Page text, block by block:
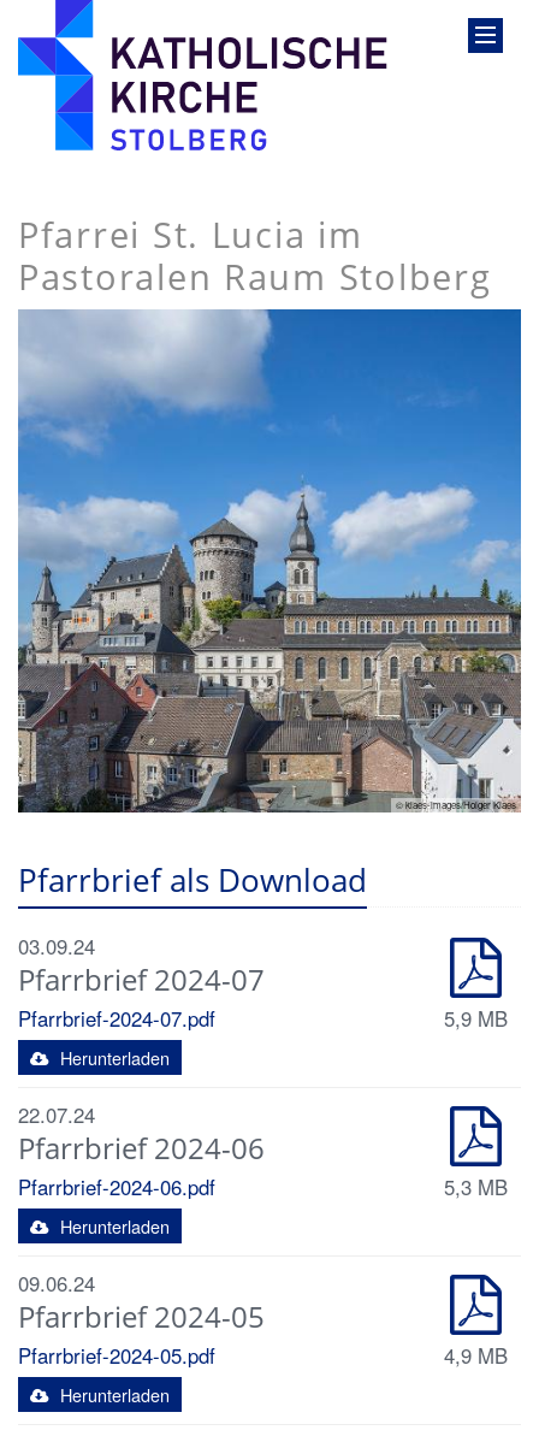
Pfarrei St. Lucia im
Pastoralen Raum Stolberg
© klaes-images/Holger Klaes
Pfarrbrief als Download
03.09.24
Pfarrbrief 2024-07
Pfarrbrief-2024-07.pdf
Herunterladen
5,9 MB
22.07.24
Pfarrbrief 2024-06
Pfarrbrief-2024-06.pdf
Herunterladen
5,3 MB
09.06.24
Pfarrbrief 2024-05
Pfarrbrief-2024-05.pdf
Herunterladen
4,9 MB